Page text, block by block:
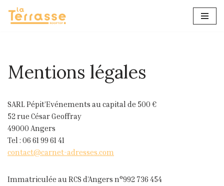
Aller
Mentions légales
SARL Pépit’Evénements au capital de 500 €
52 rue César Geoffray
49000 Angers
Tel : 06 61 99 61 41
contact@carnet-adresses.com
Immatriculée au RCS d’Angers n°992 736 454